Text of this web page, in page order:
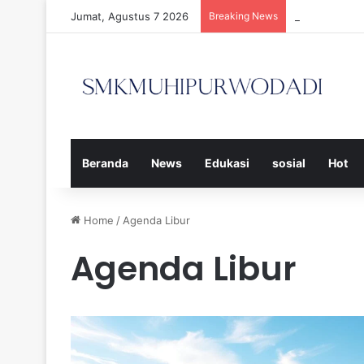
Jumat, Agustus 7 2026 Breaking News
Beranda News Edukasi sosial Hot
Home / Agenda Libur
Agenda Libur